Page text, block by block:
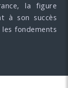
la figure
à son succès
fondements